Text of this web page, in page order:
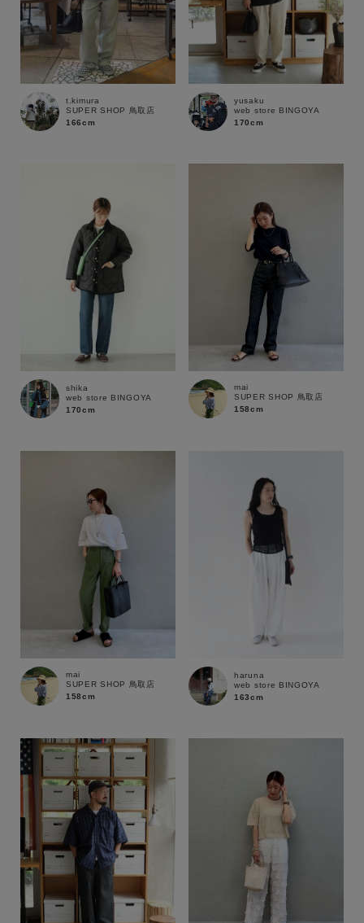
通常商品 予約商品
セール価格 WEB限定
在庫
在庫あり 在庫なし含む
t.kimura
SUPER SHOP 鳥取店
166cm
yusaku
web store BINGOYA
170cm
shika
web store BINGOYA
170cm
mai
SUPER SHOP 鳥取店
158cm
mai
SUPER SHOP 鳥取店
158cm
haruna
web store BINGOYA
163cm